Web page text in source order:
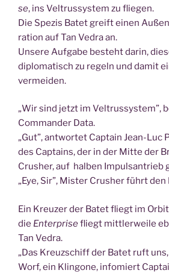
se, ins Vel­trus­sys­tem zu fliegen.
Die Spe­zis Batet greift einen
ra­ti­on auf Tan Vedra an.
Unse­re Auf­ga­be besteht dar­in,
diplo­ma­tisch zu regeln und damit
vermeiden.
„Wir sind jetzt im Vel­trus­sys­tem”,
Com­man­der Data.
„Gut”, ant­wor­tet Cap­tain Jean-Luc
des Cap­ta­ins, der in der Mit­te der
Crus­her, auf hal­ben Impuls­an­trieb
„Eye, Sir”, Mis­ter Crus­her führt den
Ein Kreu­zer der Batet fliegt im
die Enter­pri­sefliegt mitt­ler­wei­le
Tan Vedra.
„Das Kreuz­schiff der Batet ruft
Worf, ein Klin­go­ne, info­miert